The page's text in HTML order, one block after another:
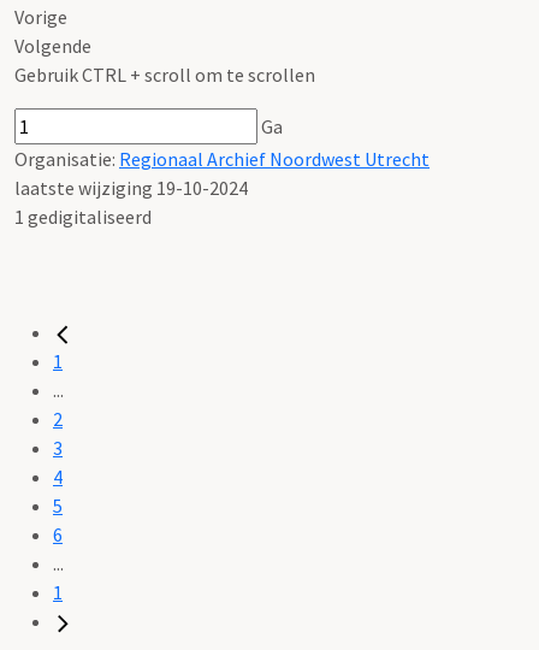
Vorige
Volgende
Gebruik CTRL + scroll om te scrollen
Ga
Organisatie: Regionaal Archief Noordwest Utrecht
laatste wijziging 19-10-2024
1 gedigitaliseerd
1
...
2
3
4
5
6
...
1